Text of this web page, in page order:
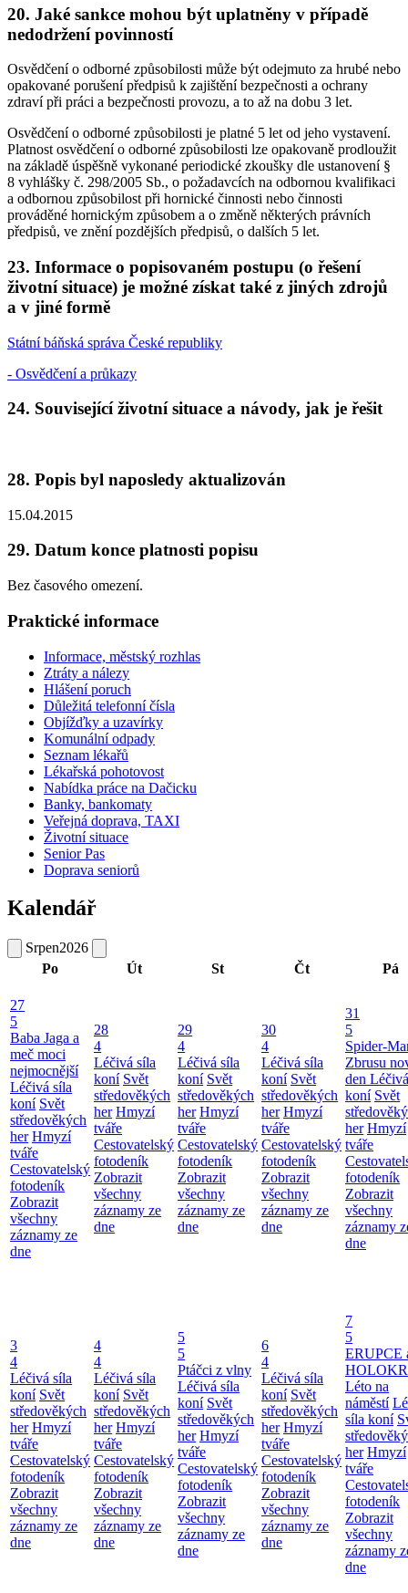
20. Jaké sankce mohou být uplatněny v případě
nedodržení povinností
Osvědčení o odborné způsobilosti může být odejmuto za hrubé nebo
opakované porušení předpisů k zajištění bezpečnosti a ochrany
zdraví při práci a bezpečnosti provozu, a to až na dobu 3 let.
Osvědčení o odborné způsobilosti je platné 5 let od jeho vystavení.
Platnost osvědčení o odborné způsobilosti lze opakovaně prodloužit
na základě úspěšně vykonané periodické zkoušky dle ustanovení §
8 vyhlášky č. 298/2005 Sb., o požadavcích na odbornou kvalifikaci
a odbornou způsobilost při hornické činnosti nebo činnosti
prováděné hornickým způsobem a o změně některých právních
předpisů, ve znění pozdějších předpisů, o dalších 5 let.
23. Informace o popisovaném postupu (o řešení
životní situace) je možné získat také z jiných zdrojů
a v jiné formě
Státní báňská správa České republiky
- Osvědčení a průkazy
24. Související životní situace a návody, jak je řešit
28. Popis byl naposledy aktualizován
15.04.2015
29. Datum konce platnosti popisu
Bez časového omezení.
Praktické informace
Informace, městský rozhlas
Ztráty a nálezy
Hlášení poruch
Důležitá telefonní čísla
Objížďky a uzavírky
Komunální odpady
Seznam lékařů
Lékařská pohotovost
Nabídka práce na Dačicku
Banky, bankomaty
Veřejná doprava, TAXI
Životní situace
Senior Pas
Doprava seniorů
Kalendář
Srpen2026
Po
Út St Čt Pá
27
5
Baba Jaga a
meč moci
nejmocnější
Léčivá síla
koní Svět
středověkých
her Hmyzí
tváře
Cestovatelský
fotodeník
Zobrazit
všechny
záznamy ze
dne
28
4
Léčivá síla
koní Svět
středověkých
her Hmyzí
tváře
Cestovatelský
fotodeník
Zobrazit
všechny
záznamy ze
dne
29
4
Léčivá síla
koní Svět
středověkých
her Hmyzí
tváře
Cestovatelský
fotodeník
Zobrazit
všechny
záznamy ze
dne
30
4
Léčivá síla
koní Svět
středověkých
her Hmyzí
tváře
Cestovatelský
fotodeník
Zobrazit
všechny
záznamy ze
dne
31
5
Spider-
Zbrusu
den
koní Svět
her Hmyzí
tváře
fotodeník
Zobrazit
všechny
záznamy
dne
3
4
Léčivá síla
koní Svět
středověkých
her Hmyzí
tváře
Cestovatelský
fotodeník
Zobrazit
všechny
záznamy ze
dne
4
4
Léčivá síla
koní Svět
středověkých
her Hmyzí
tváře
Cestovatelský
fotodeník
Zobrazit
všechny
záznamy ze
dne
5
5
Ptáčci z vlny
Léčivá síla
koní Svět
středověkých
her Hmyzí
tváře
Cestovatelský
fotodeník
Zobrazit
všechny
záznamy ze
dne
6
4
Léčivá síla
koní Svět
středověkých
her Hmyzí
tváře
Cestovatelský
fotodeník
Zobrazit
všechny
záznamy ze
dne
7
5
ERUPCE
Léto na
náměstí
síla koní
her Hmyzí
tváře
fotodeník
Zobrazit
všechny
záznamy
dne